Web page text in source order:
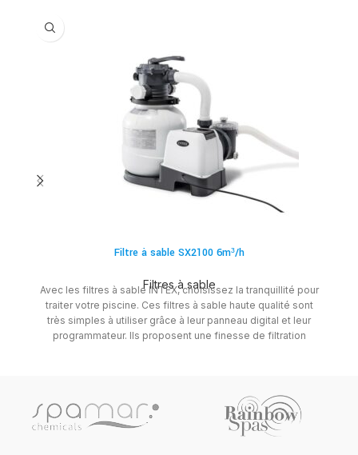
Filtre à sable SX2100 6m³/h
Filtres à sable
Avec les filtres à sable INTEX, choisissez la tranquillité pour
traiter votre piscine. Ces filtres à sable haute qualité sont
très simples à utiliser grâce à leur panneau digital et leur
programmateur. Ils proposent une finesse de filtration